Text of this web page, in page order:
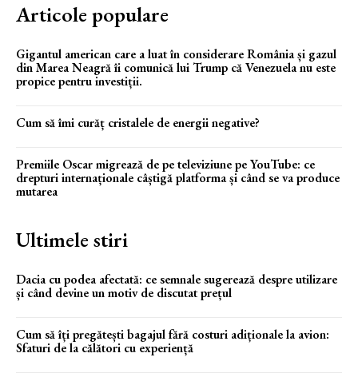
Articole populare
Gigantul american care a luat în considerare România și gazul
din Marea Neagră îi comunică lui Trump că Venezuela nu este
propice pentru investiții.
Cum să îmi curăț cristalele de energii negative?
Premiile Oscar migrează de pe televiziune pe YouTube: ce
drepturi internaționale câștigă platforma și când se va produce
mutarea
Ultimele stiri
Dacia cu podea afectată: ce semnale sugerează despre utilizare
și când devine un motiv de discutat prețul
Cum să îți pregătești bagajul fără costuri adiționale la avion:
Sfaturi de la călători cu experiență